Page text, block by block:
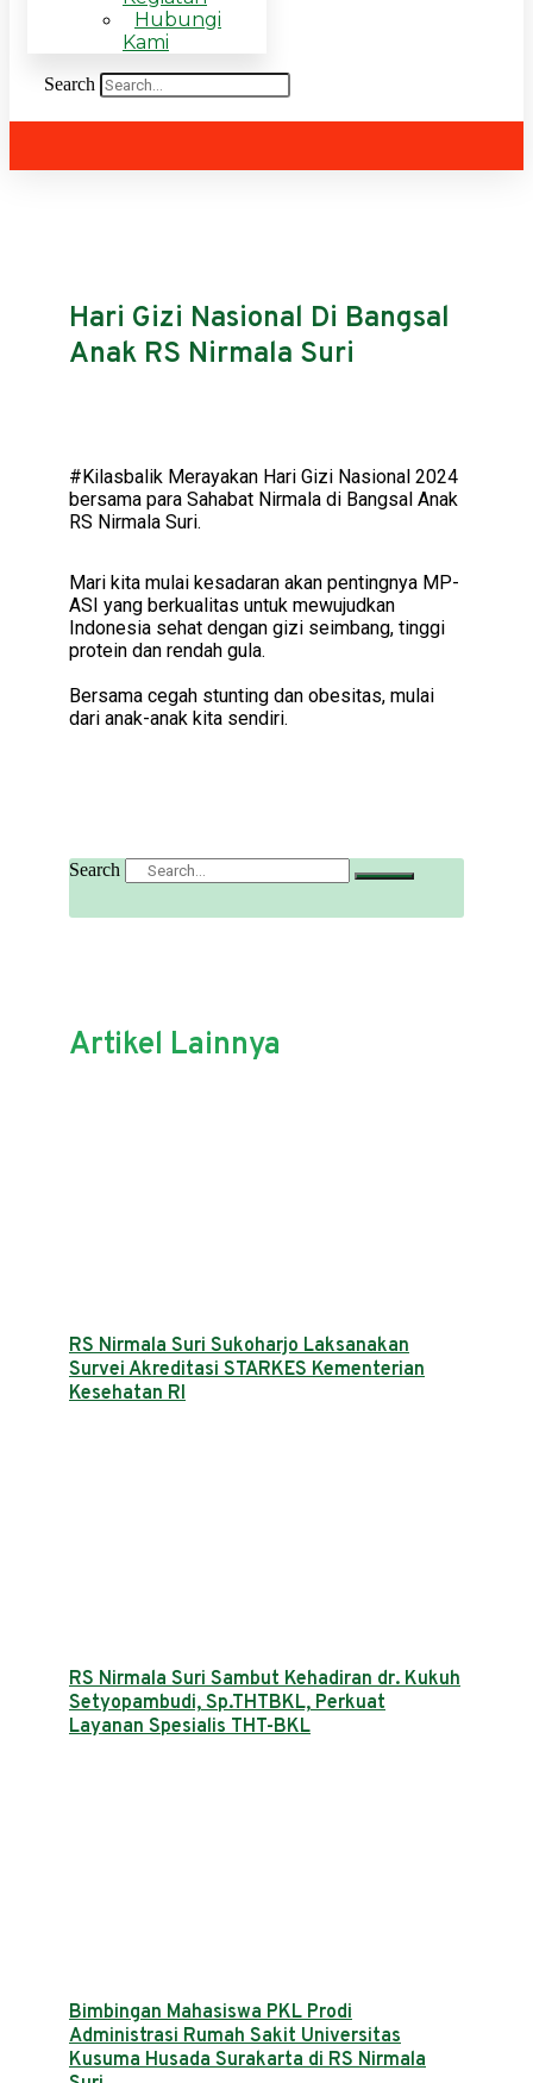
Hubungi
Kami
Search
Hari Gizi Nasional Di Bangsal
Anak RS Nirmala Suri
#Kilasbalik Merayakan Hari Gizi Nasional 2024
bersama para Sahabat Nirmala di Bangsal Anak
RS Nirmala Suri.
Mari kita mulai kesadaran akan pentingnya MP-
ASI yang berkualitas untuk mewujudkan
Indonesia sehat dengan gizi seimbang, tinggi
protein dan rendah gula.
Bersama cegah stunting dan obesitas, mulai
dari anak-anak kita sendiri.
Search
Artikel Lainnya
RS Nirmala Suri Sukoharjo Laksanakan
Survei Akreditasi STARKES Kementerian
Kesehatan RI
RS Nirmala Suri Sambut Kehadiran dr. Kukuh
Setyopambudi, Sp.THTBKL, Perkuat
Layanan Spesialis THT-BKL
Bimbingan Mahasiswa PKL Prodi
Administrasi Rumah Sakit Universitas
Kusuma Husada Surakarta di RS Nirmala